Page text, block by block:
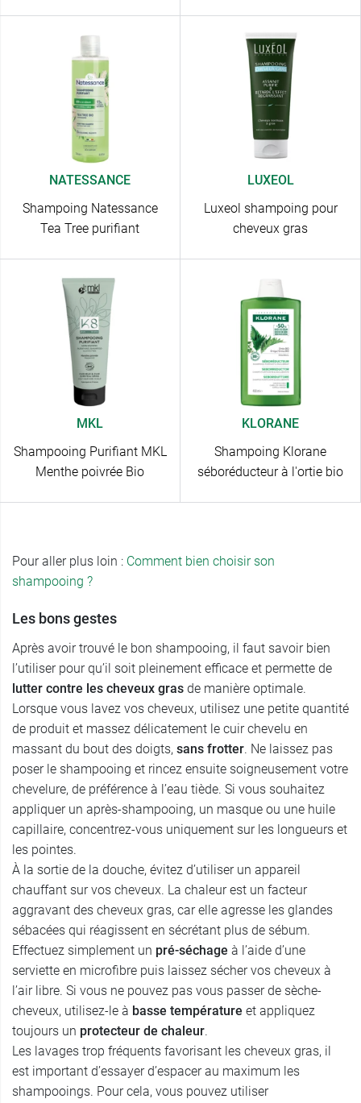
NATESSANCE
Shampoing Natessance
Tea Tree purifiant
LUXEOL
Luxeol shampoing pour
cheveux gras
MKL
Shampooing Purifiant MKL
Menthe poivrée Bio
KLORANE
Shampoing Klorane
séboréducteur à l'ortie bio
Pour aller plus loin : Comment bien choisir son
shampooing ?
Les bons gestes
Après avoir trouvé le bon shampooing, il faut savoir bien
l’utiliser pour qu’il soit pleinement efficace et permette de
lutter contre les cheveux gras de manière optimale.
Lorsque vous lavez vos cheveux, utilisez une petite quantité
de produit et massez délicatement le cuir chevelu en
massant du bout des doigts, sans frotter. Ne laissez pas
poser le shampooing et rincez ensuite soigneusement votre
chevelure, de préférence à l’eau tiède. Si vous souhaitez
appliquer un après-shampooing, un masque ou une huile
capillaire, concentrez-vous uniquement sur les longueurs et
les pointes.
À la sortie de la douche, évitez d’utiliser un appareil
chauffant sur vos cheveux. La chaleur est un facteur
aggravant des cheveux gras, car elle agresse les glandes
sébacées qui réagissent en sécrétant plus de sébum.
Effectuez simplement un pré-séchage à l’aide d’une
serviette en microfibre puis laissez sécher vos cheveux à
l’air libre. Si vous ne pouvez pas vous passer de sèche-
cheveux, utilisez-le à basse température et appliquez
toujours un protecteur de chaleur.
Les lavages trop fréquents favorisant les cheveux gras, il
est important d’essayer d’espacer au maximum les
shampooings. Pour cela, vous pouvez utiliser